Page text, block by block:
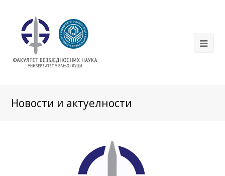
Новости и актуелности